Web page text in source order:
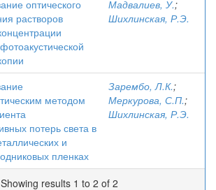
оптического
растворов
Мадвалиев, У.;
Шихлинская, Р.Э.
методом
потерь света в
и
пленках
Зарембо, Л.К.;
Меркурова, С.П.;
Шихлинская, Р.Э.
Showing results 1 to 2 of 2